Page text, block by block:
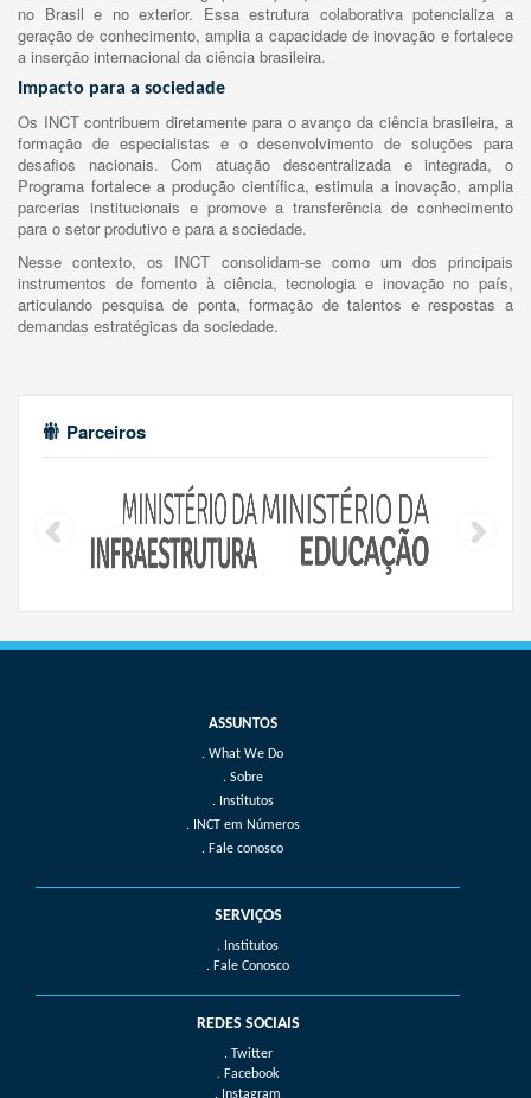
no Brasil e no exterior. Essa estrutura colaborativa potencializa a
geração de conhecimento, amplia a capacidade de inovação e fortalece
a inserção internacional da ciência brasileira.
Impacto para a sociedade
Os INCT contribuem diretamente para o avanço da ciência brasileira, a
formação de especialistas e o desenvolvimento de soluções para
desafios nacionais. Com atuação descentralizada e integrada, o
Programa fortalece a produção científica, estimula a inovação, amplia
parcerias institucionais e promove a transferência de conhecimento
para o setor produtivo e para a sociedade.
Nesse contexto, os INCT consolidam-se como um dos principais
instrumentos de fomento à ciência, tecnologia e inovação no país,
articulando pesquisa de ponta, formação de talentos e respostas a
demandas estratégicas da sociedade.
Parceiros
What We Do
Sobre
Institutos
INCT em Números
Fale conosco
SERVIÇOS
. Institutos
. Fale Conosco
REDES SOCIAIS
. Twitter
. Facebook
. Instagram